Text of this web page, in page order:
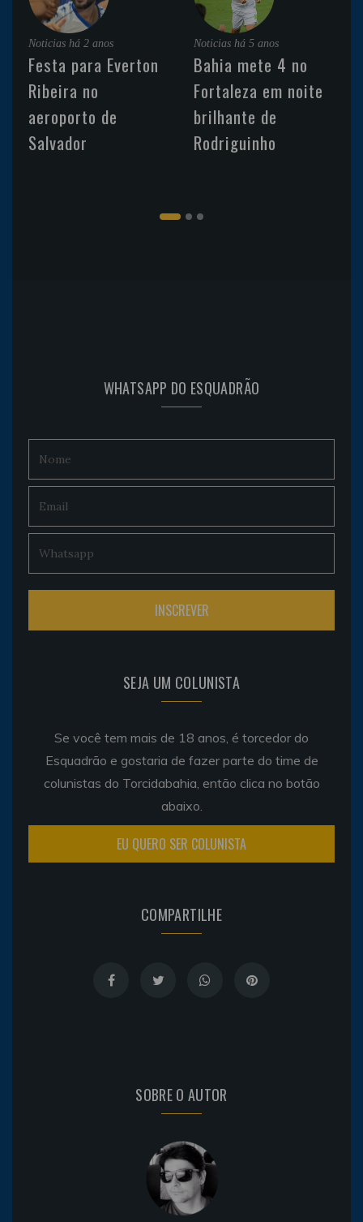
Noticias há 2 anos
Festa para Everton
Ribeira no
aeroporto de
Salvador
Noticias há 5 anos
Bahia mete 4 no
Fortaleza em noite
brilhante de
Rodriguinho
WHATSAPP DO ESQUADRÃO
SEJA UM COLUNISTA
Se você tem mais de 18 anos, é torcedor do
Esquadrão e gostaria de fazer parte do time de
colunistas do Torcidabahia, então clica no botão
abaixo.
EU QUERO SER COLUNISTA
COMPARTILHE
SOBRE O AUTOR